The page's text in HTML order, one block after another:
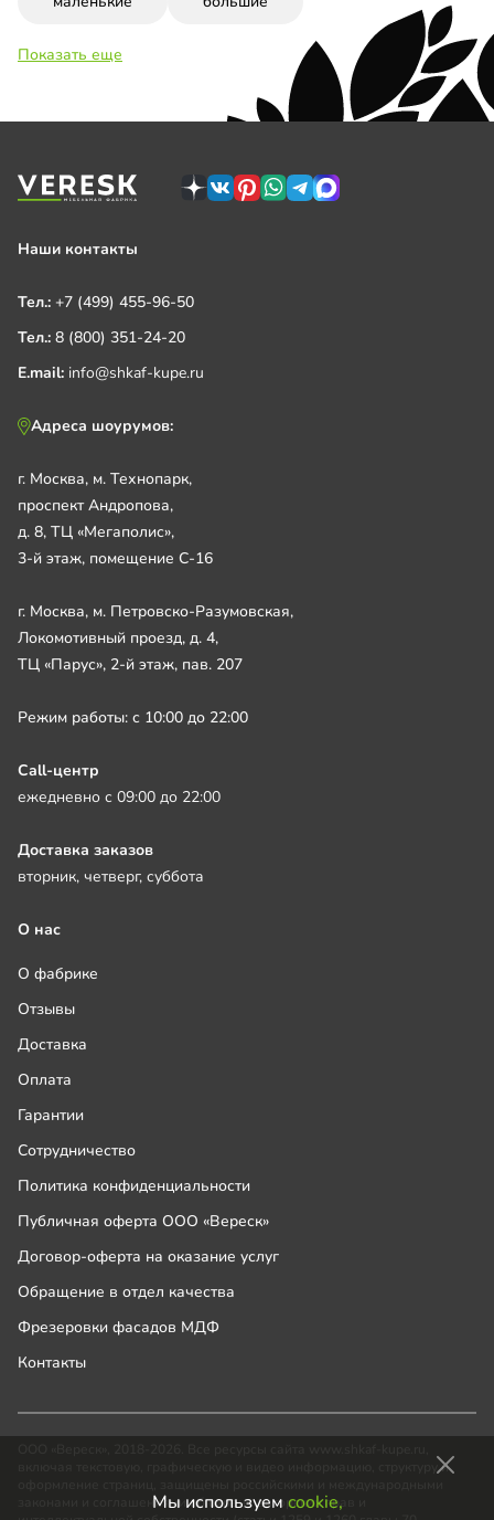
Показать еще
Мы используем cookie,
Наши контакты
Тел.: +7 (499) 455-96-50
Тел.: 8 (800) 351-24-20
E.mail: info@shkaf-kupe.ru
Адреса шоурумов:
г. Москва, м. Технопарк,
проспект Андропова,
д. 8, ТЦ «Мегаполис»,
3-й этаж, помещение С-16
г. Москва, м. Петровско-Разумовская,
Локомотивный проезд, д. 4,
ТЦ «Парус», 2-й этаж, пав. 207
Режим работы: с 10:00 до 22:00
Call-центр
ежедневно с 09:00 до 22:00
Доставка заказов
вторник, четверг, суббота
О нас
О фабрике
Отзывы
Доставка
Оплата
Гарантии
Сотрудничество
Политика конфиденциальности
Публичная оферта ООО «Вереск»
Договор-оферта на оказание услуг
Обращение в отдел качества
Фрезеровки фасадов МДФ
Контакты
включая текстовую, графическую и видео информацию, структуру и
законами и соглашениями об охране авторских прав и